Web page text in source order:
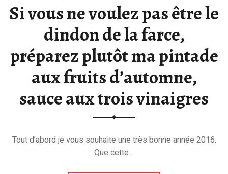
Si vous ne voulez pas être le
dindon de la farce,
préparez plutôt ma pintade
aux fruits d’automne,
sauce aux trois vinaigres
Tout d’abord je vous souhaite une très bonne année 2016.
Que cette…